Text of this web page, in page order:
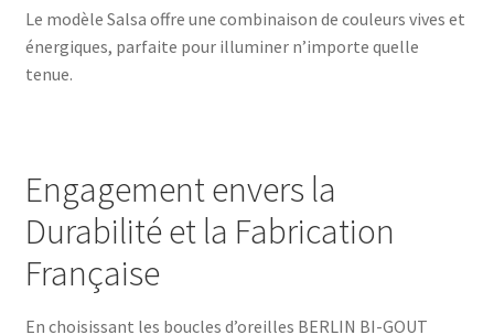
Le modèle Salsa offre une combinaison de couleurs vives et
énergiques, parfaite pour illuminer n’importe quelle
tenue.
Engagement envers la
Durabilité et la Fabrication
Française
En choisissant les boucles d’oreilles BERLIN BI-GOUT